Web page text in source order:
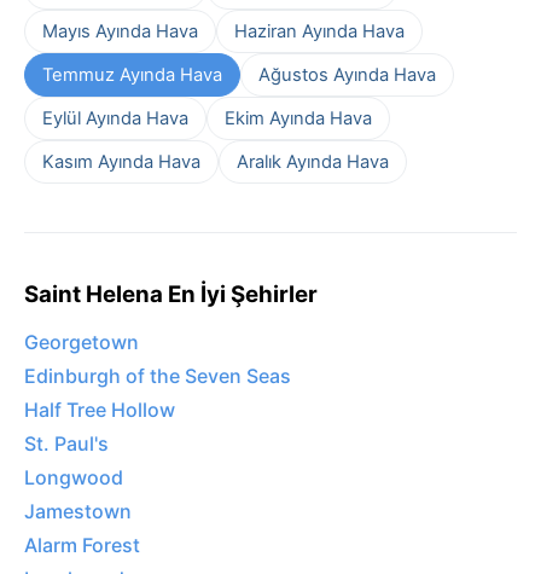
Mayıs Ayında Hava
Haziran Ayında Hava
Temmuz Ayında Hava
Ağustos Ayında Hava
Eylül Ayında Hava
Ekim Ayında Hava
Kasım Ayında Hava
Aralık Ayında Hava
Saint Helena En İyi Şehirler
Georgetown
Edinburgh of the Seven Seas
Half Tree Hollow
St. Paul's
Longwood
Jamestown
Alarm Forest